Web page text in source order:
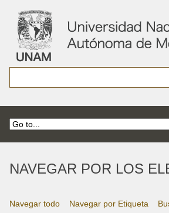
NAVEGAR POR LOS
Navegar todo Navegar por Etiqueta